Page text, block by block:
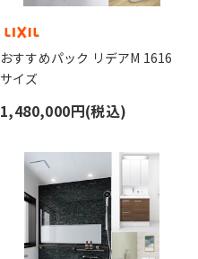
おすすめパック リデアM 1616
サイズ
1,480,000円(税込)